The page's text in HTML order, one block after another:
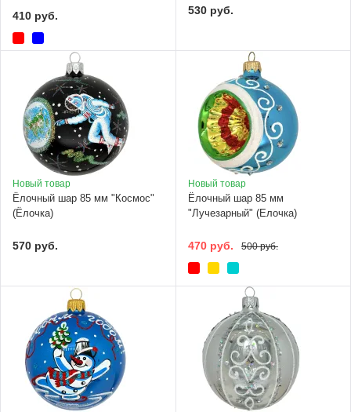
410 руб. 530 руб.
Новый товар
Ёлочный шар 85 мм "Космос"
(Ёлочка)
570 руб.
Новый товар
Ёлочный шар 85 мм
"Лучезарный" (Елочка)
470 руб. 500 руб.